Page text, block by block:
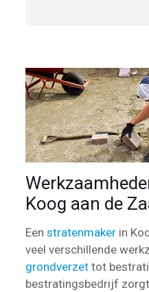
Koog aan de
Een stratenmakerin
veel verschillende
grondverzettot
bestratingsbedrijf